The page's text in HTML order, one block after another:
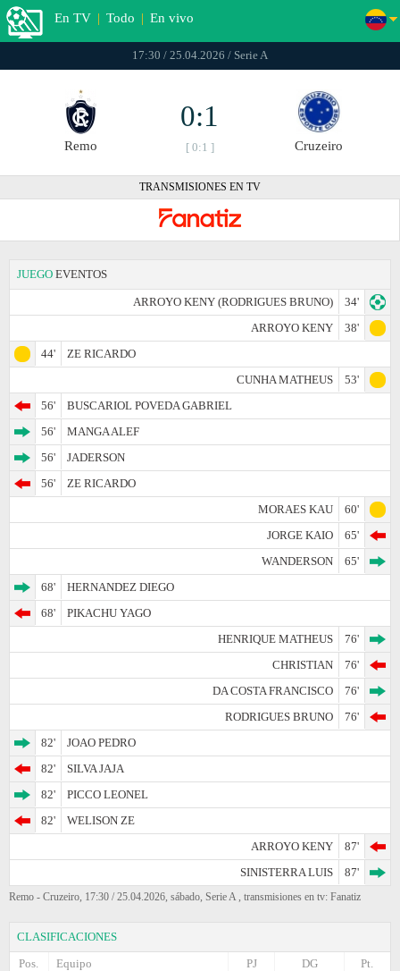
En TV | Todo | En vivo
17:30 / 25.04.2026 / Serie A
Remo
0:1
[ 0:1 ] Cruzeiro
TRANSMISIONES EN TV
JUEGO EVENTOS
ARROYO KENY (RODRIGUES BRUNO)
34'
ARROYO KENY
38'
44'
ZE RICARDO
CUNHA MATHEUS
53'
56'
BUSCARIOL POVEDA GABRIEL
56'
MANGA ALEF
56'
JADERSON
56'
ZE RICARDO
MORAES KAU
60'
JORGE KAIO
65'
WANDERSON
65'
68'
HERNANDEZ DIEGO
68'
PIKACHU YAGO
HENRIQUE MATHEUS
76'
CHRISTIAN
76'
DA COSTA FRANCISCO
76'
RODRIGUES BRUNO
76'
82'
JOAO PEDRO
82'
SILVA JAJA
82'
PICCO LEONEL
82'
WELISON ZE
ARROYO KENY
87'
SINISTERRA LUIS
87'
Remo - Cruzeiro, 17:30 / 25.04.2026, sábado, Serie A , transmisiones en tv: Fanatiz
CLASIFICACIONES
Pos.
Equipo Pt.
DG
PJ